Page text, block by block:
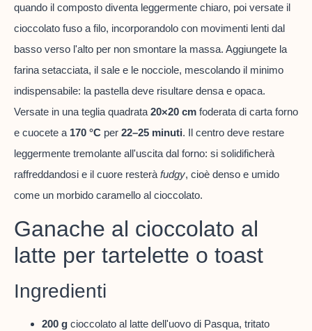
quando il composto diventa leggermente chiaro, poi versate il
cioccolato fuso a filo, incorporandolo con movimenti lenti dal
basso verso l'alto per non smontare la massa. Aggiungete la
farina setacciata, il sale e le nocciole, mescolando il minimo
indispensabile: la pastella deve risultare densa e opaca.
Versate in una teglia quadrata 20×20 cm foderata di carta forno
e cuocete a 170 °C per 22–25 minuti. Il centro deve restare
leggermente tremolante all'uscita dal forno: si solidificherà
raffreddandosi e il cuore resterà fudgy, cioè denso e umido
come un morbido caramello al cioccolato.
Ganache al cioccolato al
latte per tartelette o toast
Ingredienti
200 g cioccolato al latte dell'uovo di Pasqua, tritato